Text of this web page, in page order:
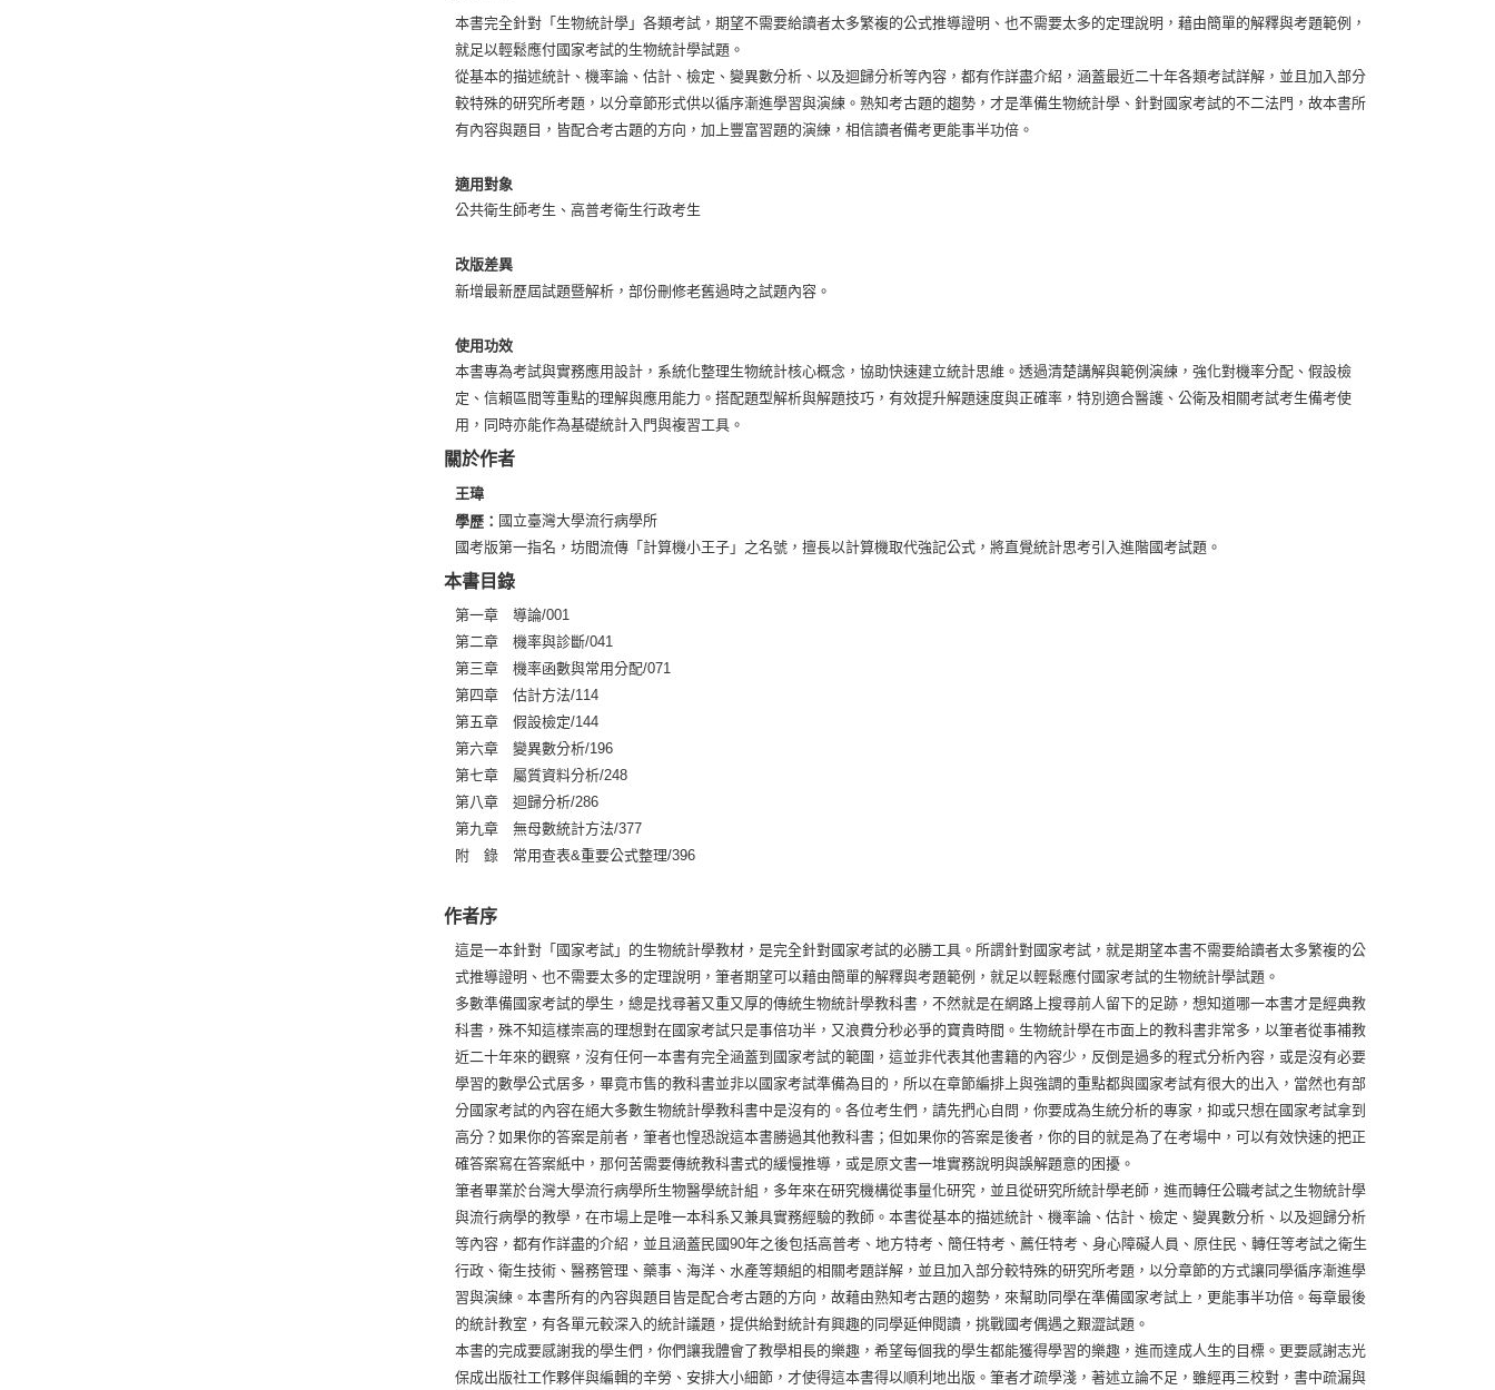
本書完全針對「生物統計學」各類考試，期望不需要給讀者太多繁複的公式推導證明、也不需要太多的定理說明，藉由簡單的解釋與考題範例，
就足以輕鬆應付國家考試的生物統計學試題。
從基本的描述統計、機率論、估計、檢定、變異數分析、以及迴歸分析等內容，都有作詳盡介紹，涵蓋最近二十年各類考試詳解，並且加入部分
較特殊的研究所考題，以分章節形式供以循序漸進學習與演練。熟知考古題的趨勢，才是準備生物統計學、針對國家考試的不二法門，故本書所
有內容與題目，皆配合考古題的方向，加上豐富習題的演練，相信讀者備考更能事半功倍。
適用對象
公共衛生師考生、高普考衛生行政考生
改版差異
新增最新歷屆試題暨解析，部份刪修老舊過時之試題內容。
使用功效
本書專為考試與實務應用設計，系統化整理生物統計核心概念，協助快速建立統計思維。透過清楚講解與範例演練，強化對機率分配、假設檢
定、信賴區間等重點的理解與應用能力。搭配題型解析與解題技巧，有效提升解題速度與正確率，特別適合醫護、公衛及相關考試考生備考使
用，同時亦能作為基礎統計入門與複習工具。
關於作者
王瑋
學歷： 國立臺灣大學流行病學所
國考版第一指名，坊間流傳「計算機小王子」之名號，擅長以計算機取代強記公式，將直覺統計思考引入進階國考試題。
本書目錄
第一章 導論/001
第二章 機率與診斷/041
第三章 機率函數與常用分配/071
第四章 估計方法/114
第五章 假設檢定/144
第六章 變異數分析/196
第七章 屬質資料分析/248
第八章 迴歸分析/286
第九章 無母數統計方法/377
附 錄 常用查表&重要公式整理/396
作者序
這是一本針對「國家考試」的生物統計學教材，是完全針對國家考試的必勝工具。所謂針對國家考試，就是期望本書不需要給讀者太多繁複的公
式推導證明、也不需要太多的定理說明，筆者期望可以藉由簡單的解釋與考題範例，就足以輕鬆應付國家考試的生物統計學試題。
多數準備國家考試的學生，總是找尋著又重又厚的傳統生物統計學教科書，不然就是在網路上搜尋前人留下的足跡，想知道哪一本書才是經典教
科書，殊不知這樣崇高的理想對在國家考試只是事倍功半，又浪費分秒必爭的寶貴時間。生物統計學在市面上的教科書非常多，以筆者從事補教
近二十年來的觀察，沒有任何一本書有完全涵蓋到國家考試的範圍，這並非代表其他書籍的內容少，反倒是過多的程式分析內容，或是沒有必要
學習的數學公式居多，畢竟市售的教科書並非以國家考試準備為目的，所以在章節編排上與強調的重點都與國家考試有很大的出入，當然也有部
分國家考試的內容在絕大多數生物統計學教科書中是沒有的。各位考生們，請先捫心自問，你要成為生統分析的專家，抑或只想在國家考試拿到
高分？如果你的答案是前者，筆者也惶恐說這本書勝過其他教科書；但如果你的答案是後者，你的目的就是為了在考場中，可以有效快速的把正
確答案寫在答案紙中，那何苦需要傳統教科書式的緩慢推導，或是原文書一堆實務說明與誤解題意的困擾。
筆者畢業於台灣大學流行病學所生物醫學統計組，多年來在研究機構從事量化研究，並且從研究所統計學老師，進而轉任公職考試之生物統計學
與流行病學的教學，在市場上是唯一本科系又兼具實務經驗的教師。本書從基本的描述統計、機率論、估計、檢定、變異數分析、以及迴歸分析
等內容，都有作詳盡的介紹，並且涵蓋民國90年之後包括高普考、地方特考、簡任特考、薦任特考、身心障礙人員、原住民、轉任等考試之衛生
行政、衛生技術、醫務管理、藥事、海洋、水產等類組的相關考題詳解，並且加入部分較特殊的研究所考題，以分章節的方式讓同學循序漸進學
習與演練。本書所有的內容與題目皆是配合考古題的方向，故藉由熟知考古題的趨勢，來幫助同學在準備國家考試上，更能事半功倍。每章最後
的統計教室，有各單元較深入的統計議題，提供給對統計有興趣的同學延伸閱讀，挑戰國考偶遇之艱澀試題。
本書的完成要感謝我的學生們，你們讓我體會了教學相長的樂趣，希望每個我的學生都能獲得學習的樂趣，進而達成人生的目標。更要感謝志光
保成出版社工作夥伴與編輯的辛勞、安排大小細節，才使得這本書得以順利地出版。筆者才疏學淺，著述立論不足，雖經再三校對，書中疏漏與